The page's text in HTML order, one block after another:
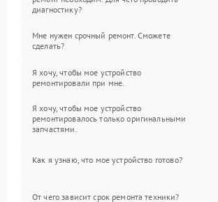
диагностику?
Мне нужен срочный ремонт. Сможете
сделать?
Я хочу, чтобы мое устройство
ремонтировали при мне.
Я хочу, чтобы мое устройство
ремонтировалось только оригинальными
запчастями.
Как я узнаю, что мое устройство готово?
От чего зависит срок ремонта техники?